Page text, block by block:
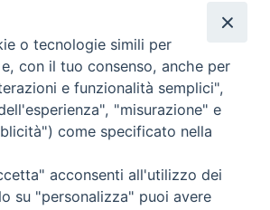
DI ALBANO
06.93268401 - Fax.: 06.9323844
curia@diocesidialbano.it
al Venerdì Ore: 9:00 - 13:00
e Venerdì, Ore 9:30 - 12:30
o tecnologie simili per
con il tuo consenso, anche per
e funzionalità semplici",
"misurazione" e
come specificato nella
acconsenti all'utilizzo dei
su "personalizza" puoi avere